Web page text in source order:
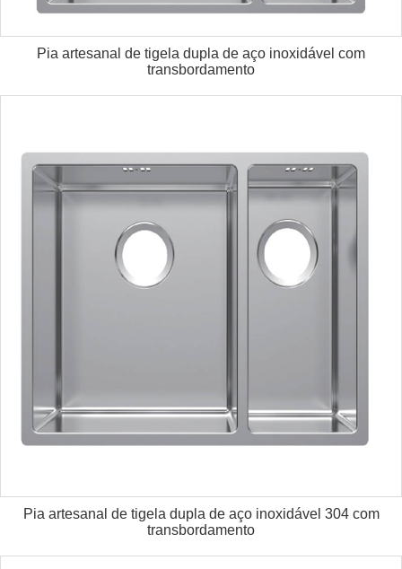
Pia artesanal de tigela dupla de aço inoxidável com
transbordamento
Pia artesanal de tigela dupla de aço inoxidável 304 com
transbordamento